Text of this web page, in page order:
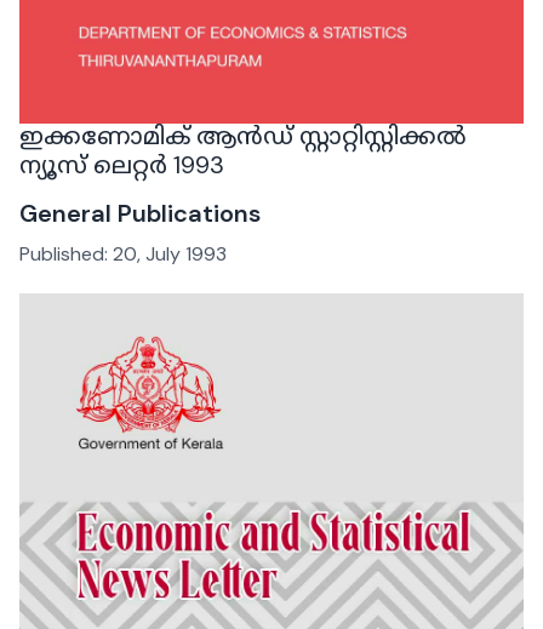
ഇക്കണോമിക് ആൻഡ് സ്റ്റാറ്റിസ്റ്റിക്കൽ
ന്യൂസ് ലെറ്റർ 1993
General Publications
Published: 20, July 1993